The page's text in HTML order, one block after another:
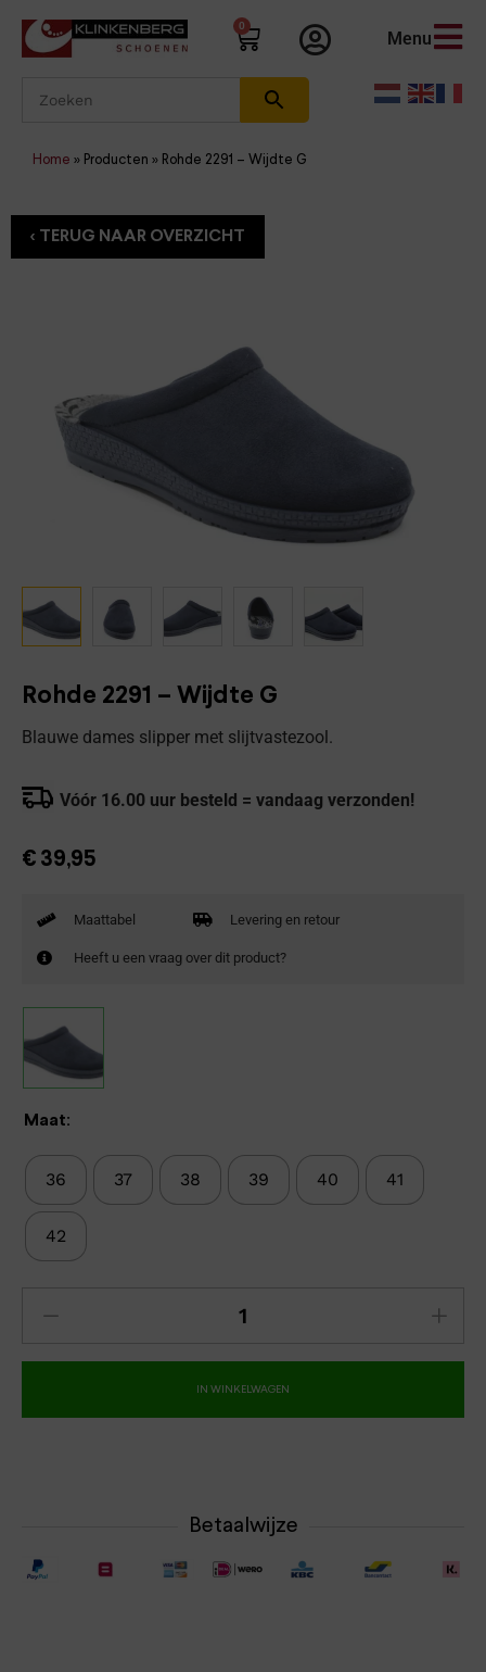
0
Menu
Home » Producten » Rohde 2291 – Wijdte G
Rohde 2291 – Wijdte G
Blauwe dames slipper met slijtvastezool.
Vóór 16.00 uur besteld = vandaag verzonden!
€ 39,95
Maattabel Levering en retour
Heeft u een vraag over dit product?
Maat:
36 37 38 39 40 41
42
IN WINKELWAGEN
Betaalwijze